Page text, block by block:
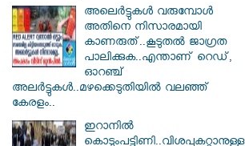
അലെർട്ടുകൾ വരുമ്പോൾ
അതിനെ നിസാരമായി
കാണരുത്..കൂടുതൽ ജാഗ്രത
പാലിക്കുക..എന്താണ് റെഡ്,
ഓറഞ്ച്
അലർട്ടുകൾ..മഴക്കെടുതിയിൽ വലഞ്ഞ്
കേരളം..
ഇറാനില്‍